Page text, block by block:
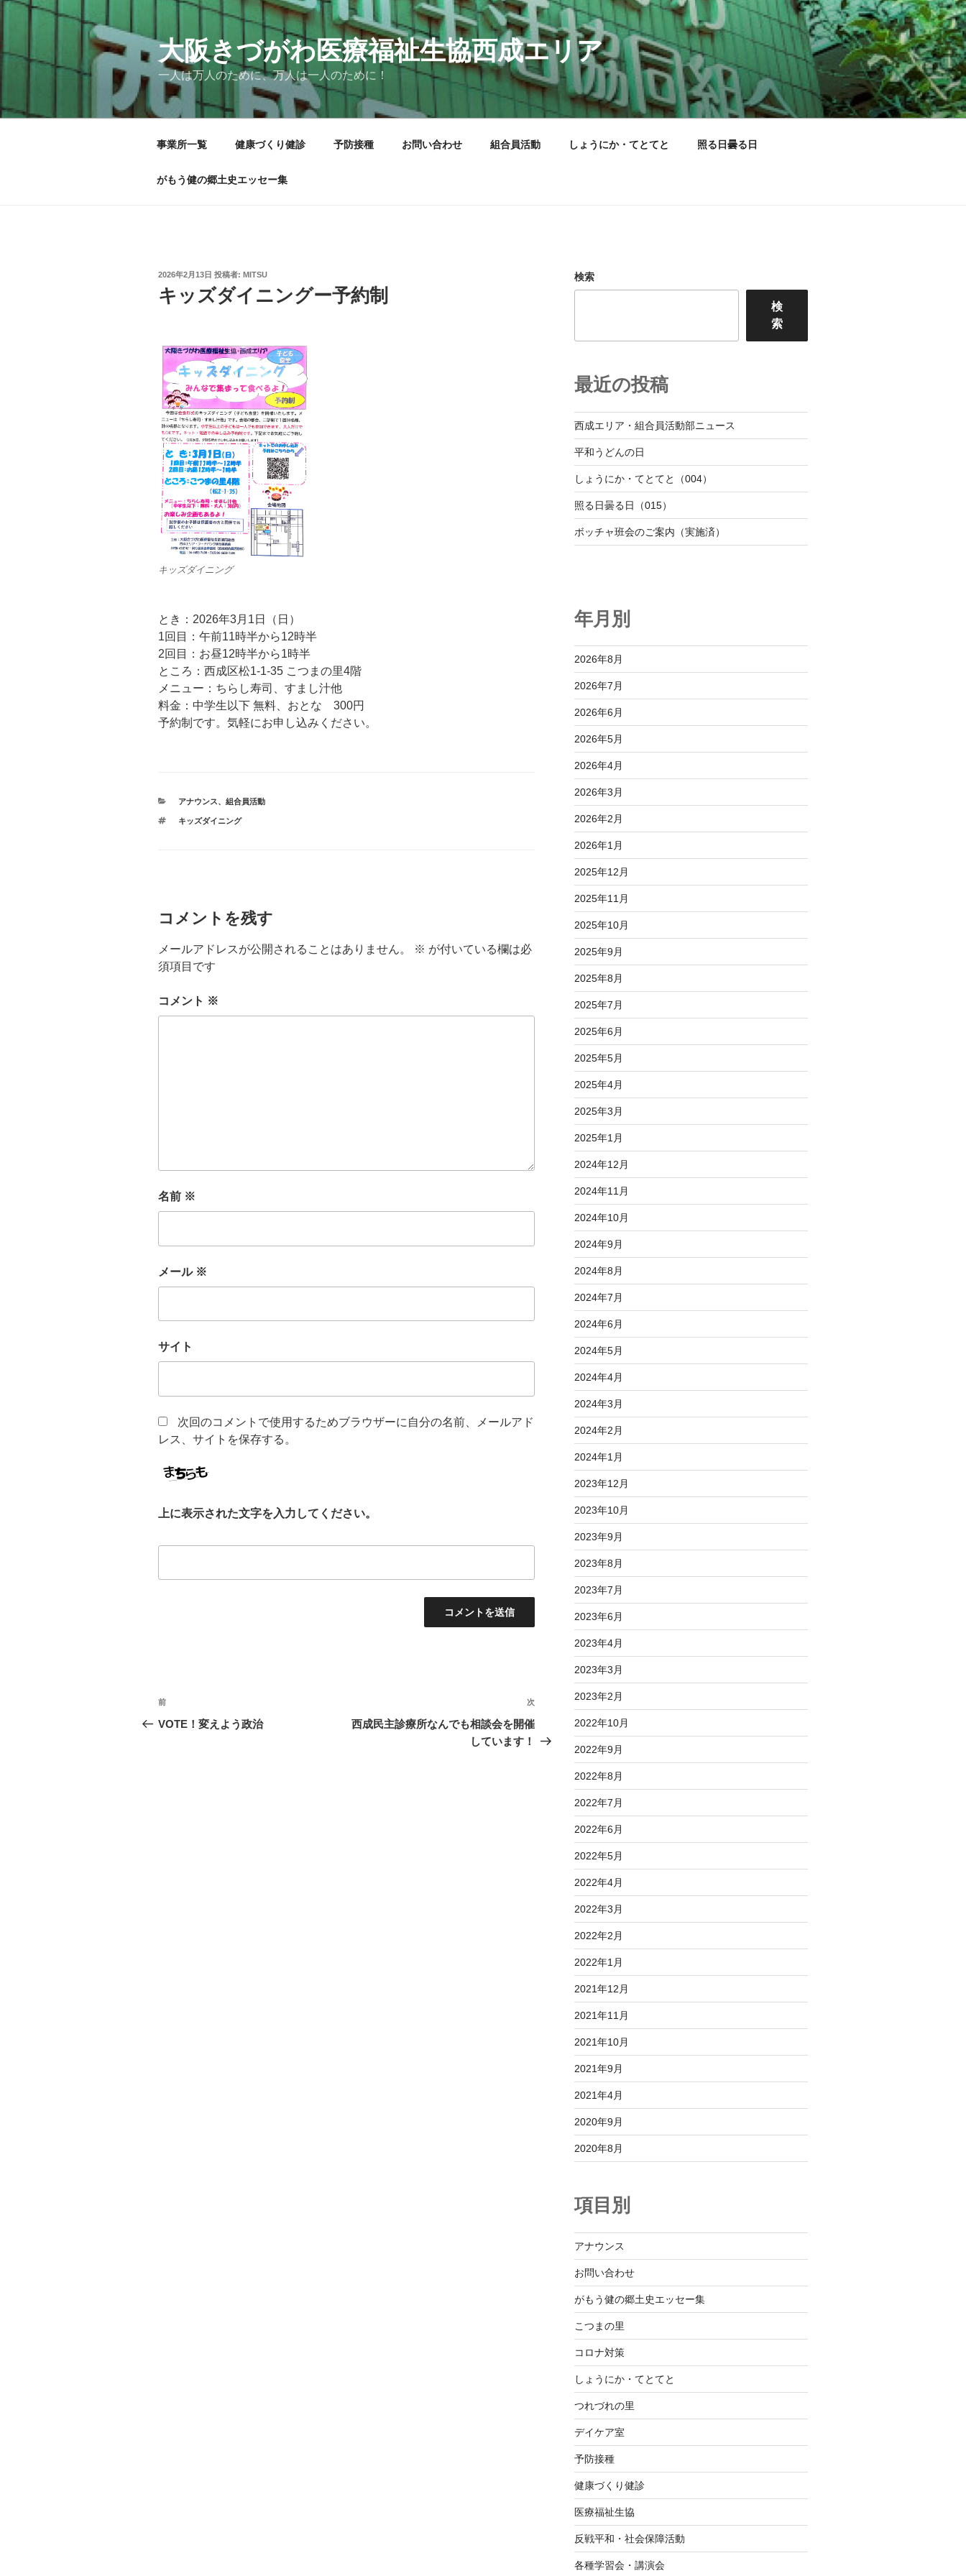
ン
ス
大阪きづがわ医療福祉生協西成エリア
一人は万人のために、万人は一人のために！
事業所一覧 健康づくり健診 予防接種 お問い合わせ 組合員活動 しょうにか・てとてと 照る日曇る日
がもう健の郷土史エッセー集
投
日:
2026年2月13日 投稿者: MITSU
キッズダイニングー予約制
キッズダイニング
とき：2026年3月1日（日）
1回目：午前11時半から12時半
2回目：お昼12時半から1時半
ところ：西成区松1-1-35 こつまの里4階
メニュー：ちらし寿司、すまし汁他
料金：中学生以下 無料、おとな 300円
予約制です。気軽にお申し込みください。
カ
ゴ
アナウンス、 組合員活動
タ
キッズダイニング
コメントを残す
メールアドレスが公開されることはありません。 ※ が付いている欄は必
須項目です
コメント ※
名前 ※
メール ※
サイト
次回のコメントで使用するためブラウザーに自分の名前、メールアド
レス、サイトを保存する。
上に表示された文字を入力してください。
投
稿
前
の
前
VOTE！変えよう政治
次
の
投
次
西成民主診療所なんでも相談会を開催
しています！
検索
検
索
最近の投稿
西成エリア・組合員活動部ニュース
平和うどんの日
しょうにか・てとてと（004）
照る日曇る日（015）
ボッチャ班会のご案内（実施済）
年月別
2026年8月
2026年7月
2026年6月
2026年5月
2026年4月
2026年3月
2026年2月
2026年1月
2025年12月
2025年11月
2025年10月
2025年9月
2025年8月
2025年7月
2025年6月
2025年5月
2025年4月
2025年3月
2025年1月
2024年12月
2024年11月
2024年10月
2024年9月
2024年8月
2024年7月
2024年6月
2024年5月
2024年4月
2024年3月
2024年2月
2024年1月
2023年12月
2023年10月
2023年9月
2023年8月
2023年7月
2023年6月
2023年4月
2023年3月
2023年2月
2022年10月
2022年9月
2022年8月
2022年7月
2022年6月
2022年5月
2022年4月
2022年3月
2022年2月
2022年1月
2021年12月
2021年11月
2021年10月
2021年9月
2021年4月
2020年9月
2020年8月
項目別
アナウンス
お問い合わせ
がもう健の郷土史エッセー集
こつまの里
コロナ対策
しょうにか・てとてと
つれづれの里
デイケア室
予防接種
健康づくり健診
医療福祉生協
反戦平和・社会保障活動
各種学習会・講演会